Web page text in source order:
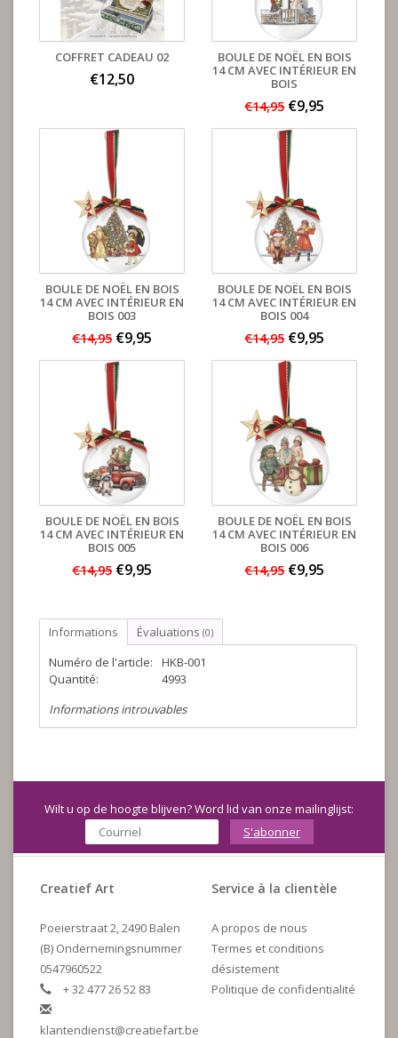
COFFRET CADEAU 02
€12,50
BOULE DE NOËL EN BOIS
14 CM AVEC INTÉRIEUR EN
BOIS
€14,95 €9,95
BOULE DE NOËL EN BOIS
14 CM AVEC INTÉRIEUR EN
BOIS 003
€14,95 €9,95
BOULE DE NOËL EN BOIS
14 CM AVEC INTÉRIEUR EN
BOIS 004
€14,95 €9,95
BOULE DE NOËL EN BOIS
14 CM AVEC INTÉRIEUR EN
BOIS 005
€14,95 €9,95
BOULE DE NOËL EN BOIS
14 CM AVEC INTÉRIEUR EN
BOIS 006
€14,95 €9,95
Informations Évaluations (0)
Numéro de l'article:
HKB-001
Quantité:
4993
Informations introuvables
Wilt u op de hoogte blijven? Word lid van onze mailinglijst:
S'abonner
Creatief Art
Poeierstraat 2, 2490 Balen
(B) Ondernemingsnummer
0547960522
+ 32 477 26 52 83
klantendienst@creatiefart.be
Service à la clientèle
A propos de nous
Termes et conditions
désistement
Politique de confidentialité